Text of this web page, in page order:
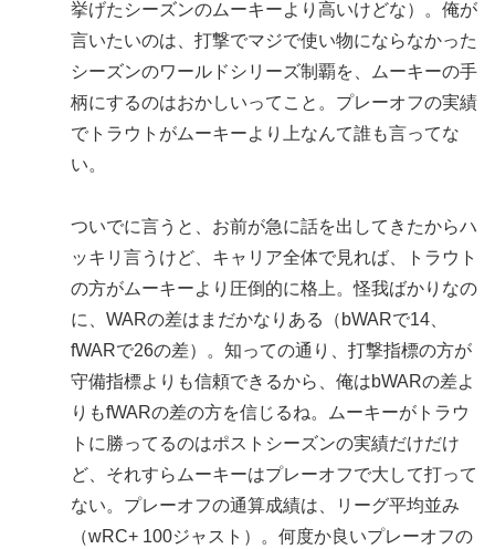
挙げたシーズンのムーキーより高いけどな）。俺が
言いたいのは、打撃でマジで使い物にならなかった
シーズンのワールドシリーズ制覇を、ムーキーの手
柄にするのはおかしいってこと。プレーオフの実績
でトラウトがムーキーより上なんて誰も言ってな
い。
ついでに言うと、お前が急に話を出してきたからハ
ッキリ言うけど、キャリア全体で見れば、トラウト
の方がムーキーより圧倒的に格上。怪我ばかりなの
に、WARの差はまだかなりある（bWARで14、
fWARで26の差）。知っての通り、打撃指標の方が
守備指標よりも信頼できるから、俺はbWARの差よ
りもfWARの差の方を信じるね。ムーキーがトラウ
トに勝ってるのはポストシーズンの実績だけだけ
ど、それすらムーキーはプレーオフで大して打って
ない。プレーオフの通算成績は、リーグ平均並み
（wRC+ 100ジャスト）。何度か良いプレーオフの